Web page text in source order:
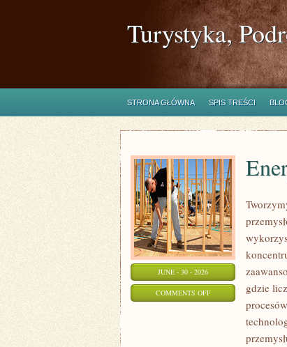
Turystyka,
STRONA GŁÓWNA SPIS TREŚCI
JUNE - 30 - 2026
COMMENTS OFFON
ENERGETYKA
gdzie